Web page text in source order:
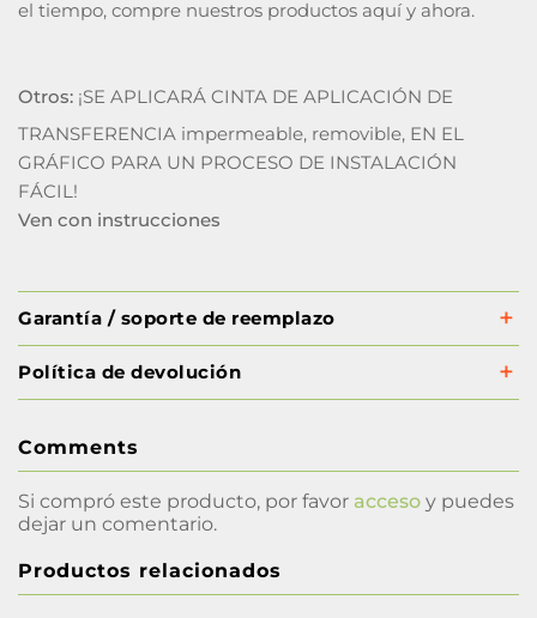
el tiempo, compre nuestros productos aquí y ahora.
Otros: ¡SE APLICARÁ CINTA DE APLICACIÓN DE
TRANSFERENCIA impermeable, removible, EN EL
GRÁFICO PARA UN PROCESO DE INSTALACIÓN
FÁCIL!
Ven con instrucciones
Garantía / soporte de reemplazo
Política de devolución
Comments
Si compró este producto, por favor acceso y puedes
dejar un comentario.
Productos relacionados